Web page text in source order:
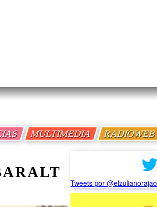
MULTIMEDIA RADIOWEB
Tweets por @elzulianorajao